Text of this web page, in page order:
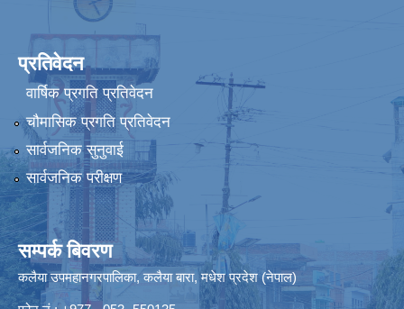
प्रतिवेदन
वार्षिक प्रगति प्रतिवेदन
चौमासिक प्रगति प्रतिवेदन
सार्वजनिक सुनुवाई
सार्वजनिक परीक्षण
सम्पर्क बिवरण
कलैया उपमहानगरपालिका, कलैया बारा, मधेश प्रदेश (नेपाल)